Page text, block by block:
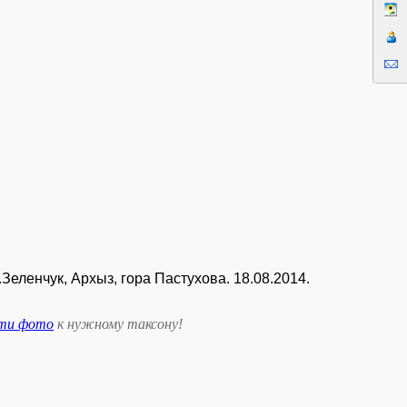
Архыз, гора Пастухова. 18.08.2014.
фото к нужному таксону!